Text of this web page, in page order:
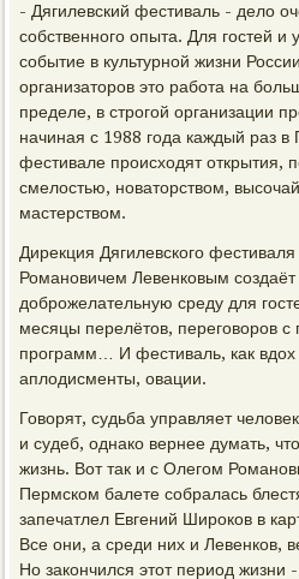
- Дягилевский фестиваль - дело
собственного опыта. Для гостей и
событие в культурной жизни
организаторов это работа на
пределе, в строгой организации
начиная с 1988 года каждый раз
фестивале происходят открытия,
смелостью, новаторством,
мастерством.
Дирекция Дягилевского
Романовичем Левенковым
доброжелательную среду для
месяцы перелётов, переговоров с
программ… И фестиваль, как
аплодисменты, овации.
Говорят, судьба управляет
и судеб, однако вернее думать,
жизнь. Вот так и с Олегом
Пермском балете собралась
запечатлел Евгений Широков в
Все они, а среди них и Левенков,
Но закончился этот период жизни